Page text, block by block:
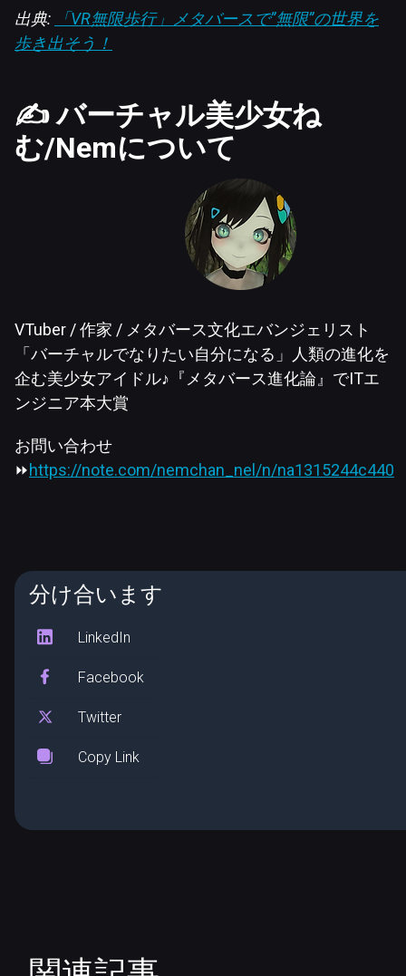
分け合います
LinkedIn
Facebook
Twitter
Copy Link
出典:
「VR無限歩行」メタバースで”無限”の世界を
歩き出そう！
✍️ バーチャル美少女ね
む/Nemについて
VTuber / 作家 / メタバース文化エバンジェリスト
「バーチャルでなりたい自分になる」人類の進化を
企む美少女アイドル♪『メタバース進化論』でITエ
ンジニア本大賞
お問い合わせ
⏩https://note.com/nemchan_nel/n/na1315244c440